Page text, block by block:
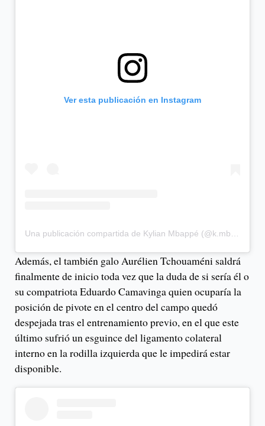
Ver esta publicación en Instagram
Además, el también galo Aurélien Tchouaméni saldrá
finalmente de inicio toda vez que la duda de si sería él o
su compatriota Eduardo Camavinga quien ocuparía la
posición de pivote en el centro del campo quedó
despejada tras el entrenamiento previo, en el que este
último sufrió un esguince del ligamento colateral
interno en la rodilla izquierda que le impedirá estar
disponible.